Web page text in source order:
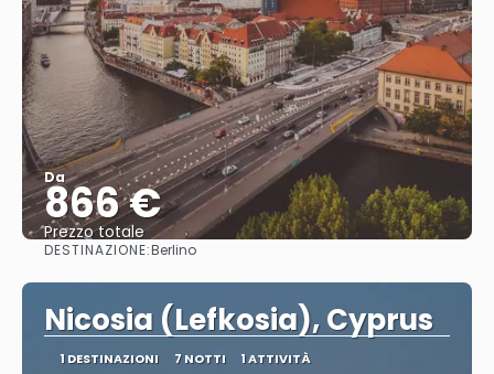
Da
866 €
Prezzo totale
DESTINAZIONE:Berlino
Nicosia (Lefkosia), Cyprus
1 DESTINAZIONI 7 NOTTI 1 ATTIVITÀ